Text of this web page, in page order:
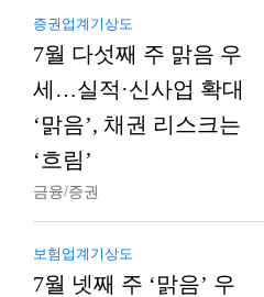
증권업계기상도
7월 다섯째 주 맑음 우
세…실적·신사업 확대
‘맑음’, 채권 리스크는
‘흐림’
금융/증권
보험업계기상도
7월 넷째 주 ‘맑음’ 우